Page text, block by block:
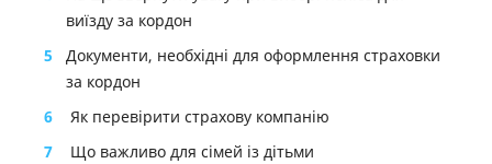
виїзду за кордон
5
Документи, необхідні для оформлення страховки
за кордон
6
Як перевірити страхову компанію
7
Що важливо для сімей із дітьми